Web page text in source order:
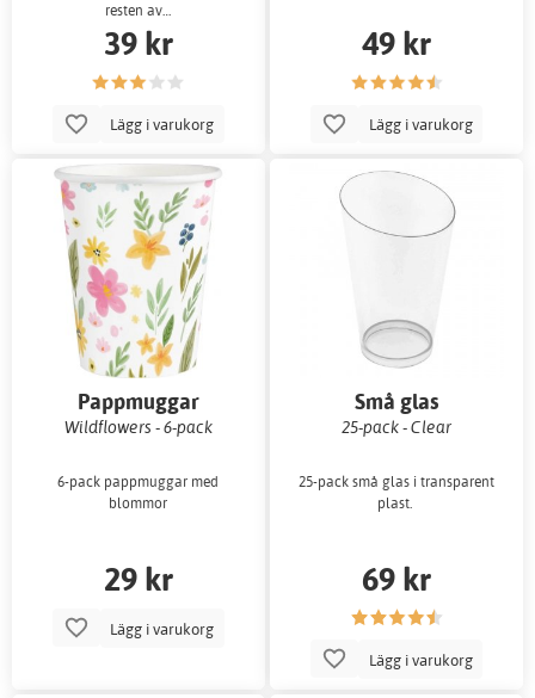
resten av…
39 kr
Lägg i varukorg
49 kr
Lägg i varukorg
Pappmuggar
Wildflowers - 6-pack
6-pack pappmuggar med
blommor
29 kr
Lägg i varukorg
Små glas
25-pack - Clear
25-pack små glas i transparent
plast.
69 kr
Lägg i varukorg